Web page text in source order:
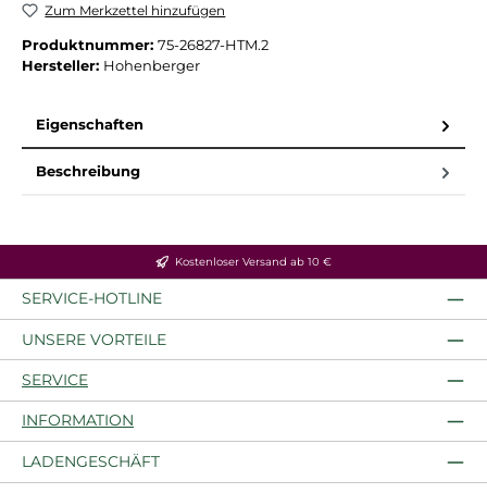
Zum Merkzettel hinzufügen
Produktnummer: 75-26827-HTM.2
Hersteller: Hohenberger
Eigenschaften
Beschreibung
Kostenloser Versand ab 10 €
SERVICE-HOTLINE
UNSERE VORTEILE
SERVICE
INFORMATION
LADENGESCHÄFT